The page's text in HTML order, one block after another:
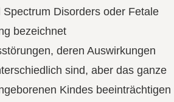
Spectrum Disorders oder Fetale
bezeichnet
deren Auswirkungen
sind, aber das ganze
Kindes beeinträchtigen